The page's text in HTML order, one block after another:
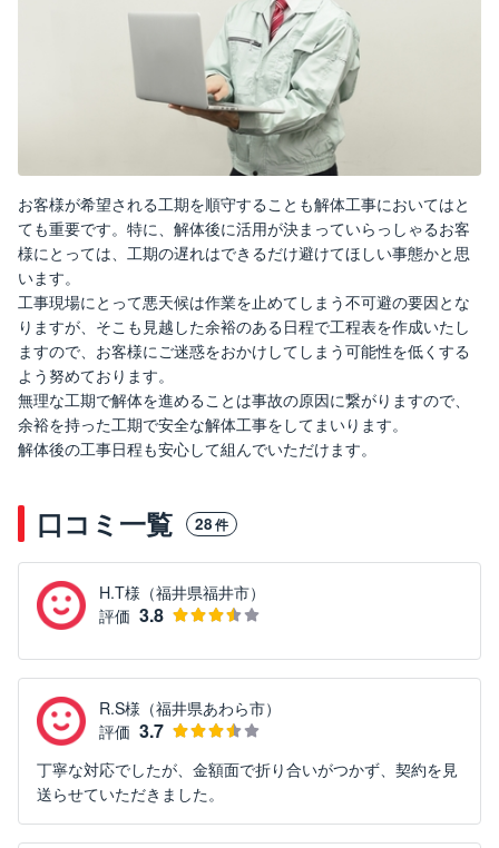
お客様が希望される工期を順守することも解体工事においてはと
ても重要です。特に、解体後に活用が決まっていらっしゃるお客
様にとっては、工期の遅れはできるだけ避けてほしい事態かと思
います。
工事現場にとって悪天候は作業を止めてしまう不可避の要因とな
りますが、そこも見越した余裕のある日程で工程表を作成いたし
ますので、お客様にご迷惑をおかけしてしまう可能性を低くする
よう努めております。
無理な工期で解体を進めることは事故の原因に繋がりますので、
余裕を持った工期で安全な解体工事をしてまいります。
解体後の工事日程も安心して組んでいただけます。
口コミ一覧 28件
H.T様（福井県福井市）
評価 3.8
R.S様（福井県あわら市）
評価 3.7
丁寧な対応でしたが、金額面で折り合いがつかず、契約を見
送らせていただきました。